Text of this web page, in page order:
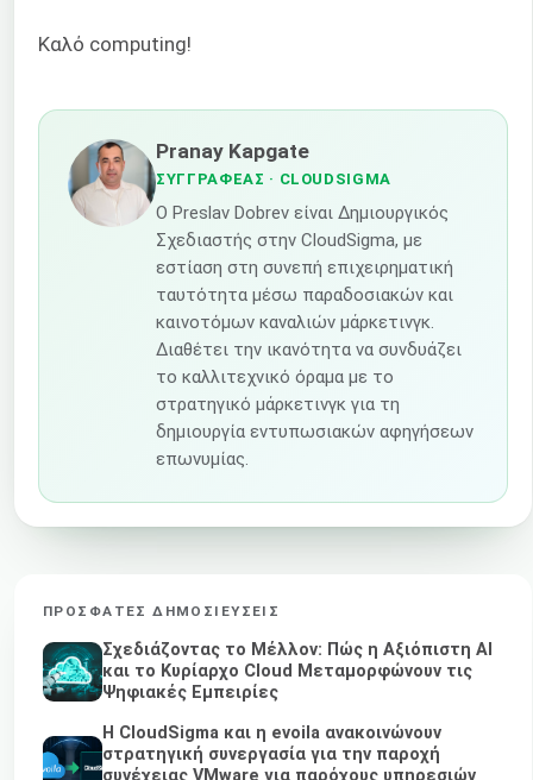
Καλό computing!
Pranay Kapgate
ΣΥΓΓΡΑΦΈΑΣ · CLOUDSIGMA
Ο Preslav Dobrev είναι Δημιουργικός
Σχεδιαστής στην CloudSigma, με
εστίαση στη συνεπή επιχειρηματική
ταυτότητα μέσω παραδοσιακών και
καινοτόμων καναλιών μάρκετινγκ.
Διαθέτει την ικανότητα να συνδυάζει
το καλλιτεχνικό όραμα με το
στρατηγικό μάρκετινγκ για τη
δημιουργία εντυπωσιακών αφηγήσεων
επωνυμίας.
ΠΡΌΣΦΑΤΕΣ ΔΗΜΟΣΙΕΎΣΕΙΣ
Σχεδιάζοντας το Μέλλον: Πώς η Αξιόπιστη AI
και το Κυρίαρχο Cloud Μεταμορφώνουν τις
Ψηφιακές Εμπειρίες
Η CloudSigma και η evoila ανακοινώνουν
στρατηγική συνεργασία για την παροχή
συνέχειας VMware για παρόχους υπηρεσιών